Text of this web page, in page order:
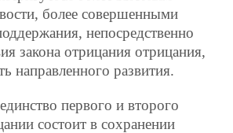
более совершенными
непосредственно
закона отрицания отрицания,
направленного развития.
первого и второго
состоит в сохранении